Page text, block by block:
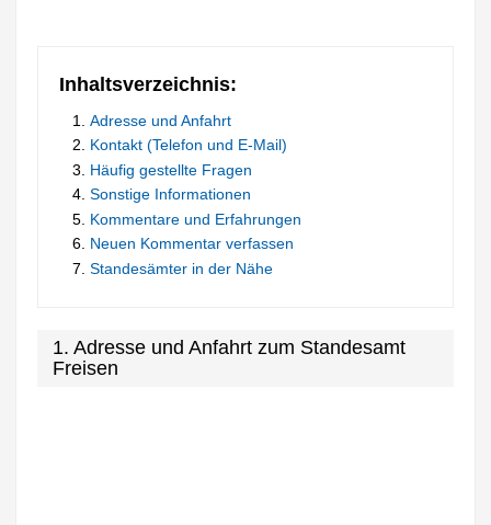
Inhaltsverzeichnis:
Adresse und Anfahrt
Kontakt (Telefon und E-Mail)
Häufig gestellte Fragen
Sonstige Informationen
Kommentare und Erfahrungen
Neuen Kommentar verfassen
Standesämter in der Nähe
1. Adresse und Anfahrt zum Standesamt
Freisen